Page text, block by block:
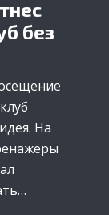
без
На